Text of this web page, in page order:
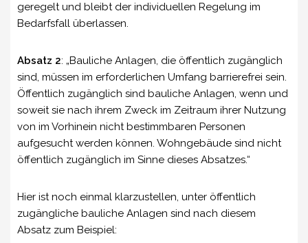
geregelt und bleibt der individuellen Regelung im
Bedarfsfall überlassen.
Absatz 2: „Bauliche Anlagen, die öffentlich zugänglich
sind, müssen im erforderlichen Umfang barrierefrei sein.
Öffentlich zugänglich sind bauliche Anlagen, wenn und
soweit sie nach ihrem Zweck im Zeitraum ihrer Nutzung
von im Vorhinein nicht bestimmbaren Personen
aufgesucht werden können. Wohngebäude sind nicht
öffentlich zugänglich im Sinne dieses Absatzes.“
Hier ist noch einmal klarzustellen, unter öffentlich
zugängliche bauliche Anlagen sind nach diesem
Absatz zum Beispiel: